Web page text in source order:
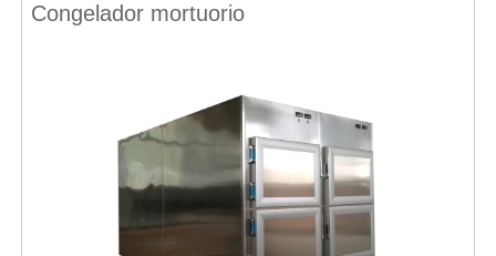
Congelador mortuorio